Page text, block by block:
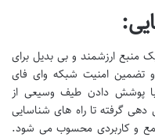
منبع ارزشمند و بی بدیل برای
تضمین امنیت شبکه وای فای
پوشش دادن طیف وسیعی از
گرفته تا راه های شناسایی
و کاربردی محسوب می شود.